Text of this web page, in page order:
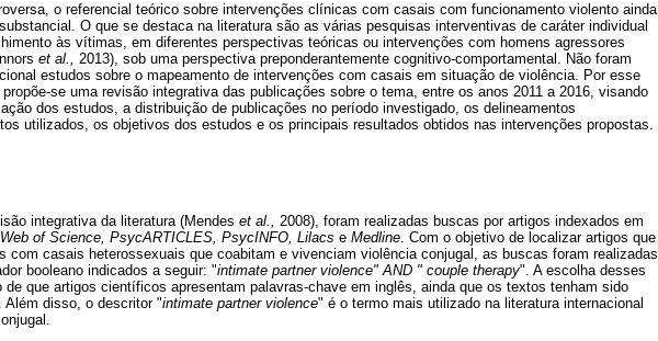
o referencial teórico sobre intervenções clínicas com casais com funcionamento violento ainda
O que se destaca na literatura são as várias pesquisas interventivas de caráter individual
às vítimas, em diferentes perspectivas teóricas ou intervenções com homens agressores
et al., 2013), sob uma perspectiva preponderantemente cognitivo-comportamental. Não foram
estudos sobre o mapeamento de intervenções com casais em situação de violência. Por esse
se uma revisão integrativa das publicações sobre o tema, entre os anos 2011 a 2016, visando
dos estudos, a distribuição de publicações no período investigado, os delineamentos
utilizados, os objetivos dos estudos e os principais resultados obtidos nas intervenções propostas.
integrativa da literatura (Mendes et al.,
2008), foram realizadas buscas por artigos indexados em
of Science, PsycARTICLES, PsycINFO, Lilacs e Medline . Com o objetivo de localizar artigos que
com casais heterossexuais que coabitam e vivenciam violência conjugal, as buscas foram realizadas
booleano indicados a seguir: "intimate partner violence" AND " couple therapy". A escolha desses
que artigos científicos apresentam palavras-chave em inglês, ainda que os textos tenham sido
disso, o descritor "intimate partner violence" é o termo mais utilizado na literatura internacional